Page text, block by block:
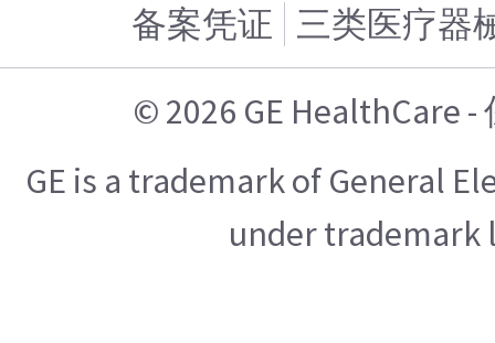
备案凭证 三类医疗器
© 2026 GE HealthCare
GE is a trademark of General
under trademark